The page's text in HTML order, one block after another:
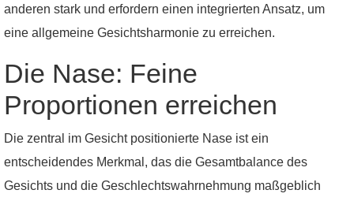
anderen stark und erfordern einen integrierten Ansatz, um
eine allgemeine Gesichtsharmonie zu erreichen.
Die Nase: Feine
Proportionen erreichen
Die zentral im Gesicht positionierte Nase ist ein
entscheidendes Merkmal, das die Gesamtbalance des
Gesichts und die Geschlechtswahrnehmung maßgeblich